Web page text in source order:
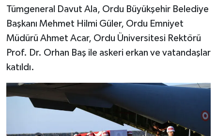
Tümgeneral Davut Ala, Ordu Büyükşehir Belediye
Başkanı Mehmet Hilmi Güler, Ordu Emniyet
Müdürü Ahmet Acar, Ordu Üniversitesi Rektörü
Prof. Dr. Orhan Baş ile askeri erkan ve vatandaşlar
katıldı.